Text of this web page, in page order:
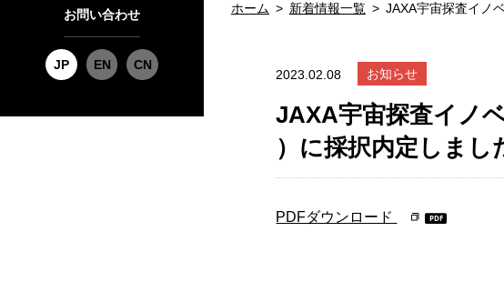
お問い合わせ
JP EN CN
ホーム 新着情報一覧 JAXA宇宙探査イノ
2023.02.08 お知らせ
JAXA宇宙探査イノ
）に採択内定しまし
PDFダウンロード